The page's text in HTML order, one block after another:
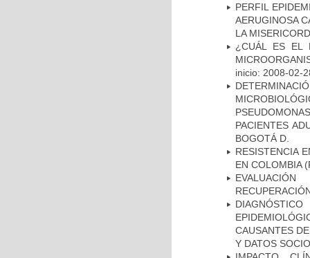
PERFIL
AERUGINOSA
LA
¿CUÁL ES EL
inicio: 2008-02-
PACIENTES
BOGOTÁ D.
RESISTENCIA
EN COLOMBIA
CAUSANTES
Y DATOS